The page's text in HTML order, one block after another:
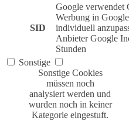
SID
Google verwendet
Werbung in
individuell
Anbieter Google
Stunden
Sonstige
Sonstige Cookies
müssen noch
analysiert werden und
wurden noch in keiner
Kategorie eingestuft.